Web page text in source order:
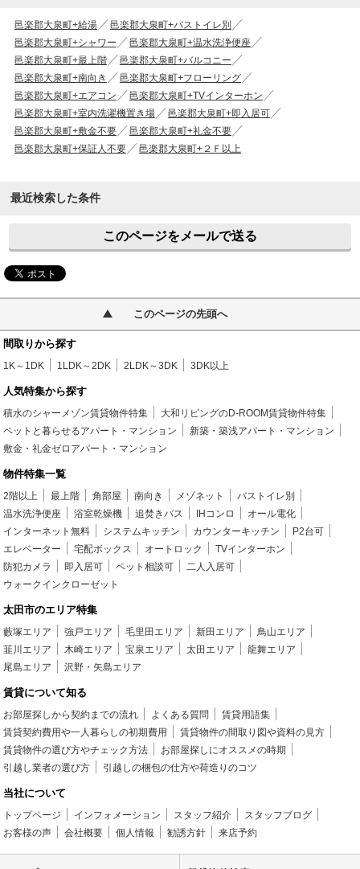
邑楽郡大泉町+給湯
邑楽郡大泉町+バストイレ別
邑楽郡大泉町+シャワー
邑楽郡大泉町+温水洗浄便座
邑楽郡大泉町+最上階
邑楽郡大泉町+バルコニー
邑楽郡大泉町+南向き
邑楽郡大泉町+フローリング
邑楽郡大泉町+エアコン
邑楽郡大泉町+TVインターホン
邑楽郡大泉町+室内洗濯機置き場
邑楽郡大泉町+即入居可
邑楽郡大泉町+敷金不要
邑楽郡大泉町+礼金不要
邑楽郡大泉町+保証人不要
邑楽郡大泉町+２Ｆ以上
最近検索した条件
このページをメールで送る
このページの先頭へ
間取りから探す
1K～1DK 1LDK～2DK 2LDK～3DK 3DK以上
人気特集から探す
積水のシャーメゾン賃貸物件特集
大和リビングのD-ROOM賃貸物件特集
ペットと暮らせるアパート・マンション
新築・築浅アパート・マンション
敷金・礼金ゼロアパート・マンション
物件特集一覧
2階以上 最上階 角部屋 南向き メゾネット
バストイレ別
温水洗浄便座
浴室乾燥機 追焚きバス IHコンロ
オール電化
インターネット無料
システムキッチン カウンターキッチン
P2台可
エレベーター
宅配ボックス オートロック
TVインターホン
防犯カメラ
即入居可 ペット相談可
二人入居可
ウォークインクローゼット
太田市のエリア特集
藪塚エリア 強戸エリア 毛里田エリア 新田エリア
鳥山エリア
韮川エリア
木崎エリア 宝泉エリア 太田エリア
龍舞エリア
尾島エリア
沢野・矢島エリア
賃貸について知る
お部屋探しから契約までの流れ よくある質問
賃貸用語集
賃貸契約費用や一人暮らしの初期費用
賃貸物件の間取り図や資料の見方
賃貸物件の選び方やチェック方法
お部屋探しにオススメの時期
引越し業者の選び方
引越しの梱包の仕方や荷造りのコツ
当社について
トップページ インフォメーション スタッフ紹介
スタッフブログ
お客様の声
会社概要 個人情報 勧誘方針 来店予約